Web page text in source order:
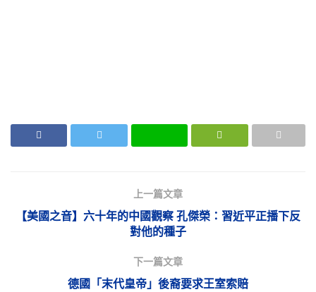
上一篇文章
【美國之音】六十年的中國觀察 孔傑榮：習近平正播下反
對他的種子
下一篇文章
德國「末代皇帝」後裔要求王室索賠